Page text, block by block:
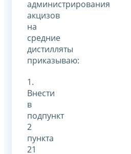
администрирования
акцизов
на
средние
дистилляты
приказываю:
1.
Внести
в
подпункт
2
пункта
21